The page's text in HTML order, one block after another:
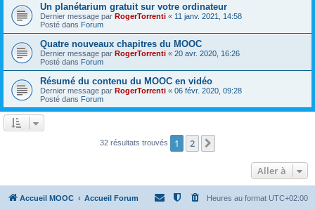
Un planétarium gratuit sur votre ordinateur
Dernier message par RogerTorrenti « 11 janv. 2021, 14:58
Posté dans Forum
Quatre nouveaux chapitres du MOOC
Dernier message par RogerTorrenti « 20 avr. 2020, 16:26
Posté dans Forum
Résumé du contenu du MOOC en vidéo
Dernier message par RogerTorrenti « 06 févr. 2020, 09:28
Posté dans Forum
32 résultats trouvés 1 2
Aller à
Accueil MOOC Accueil Forum Heures au format UTC+02:00